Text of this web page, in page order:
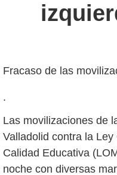
.
Las movilizaciones de
Valladolid contra la
Calidad Educativa
noche con diversas